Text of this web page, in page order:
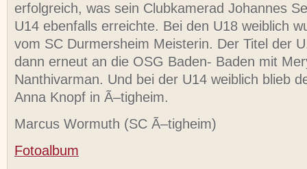
erfolgreich, was sein Clubkamerad Johannes
U14 ebenfalls erreichte. Bei den U18 weiblich
vom SC Durmersheim Meisterin. Der Titel der
dann erneut an die OSG Baden- Baden mit
Nanthivarman. Und bei der U14 weiblich blieb
Anna Knopf in Ã–tigheim.
Marcus Wormuth (SC Ã–tigheim)
Fotoalbum